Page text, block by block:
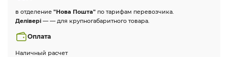
в отделение "Нова Пошта" по тарифам перевозчика.
Делівері — — для крупногабаритного товара.
Оплата
Наличный расчет